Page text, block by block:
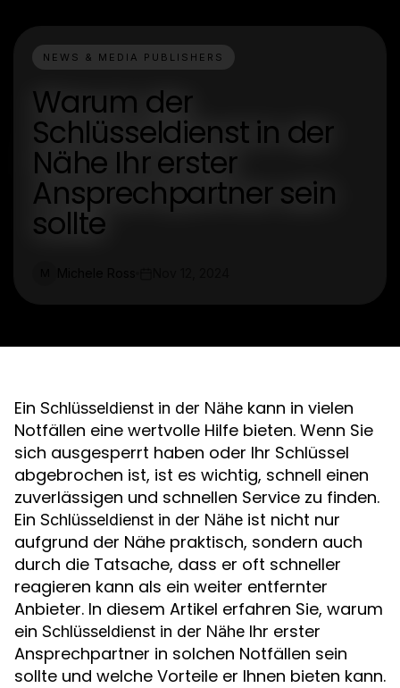
NEWS & MEDIA PUBLISHERS
Warum der
Schlüsseldienst in der
Nähe Ihr erster
Ansprechpartner sein
sollte
Ein Schlüsseldienst in der Nähe kann in vielen
Notfällen eine wertvolle Hilfe bieten. Wenn Sie
sich ausgesperrt haben oder Ihr Schlüssel
abgebrochen ist, ist es wichtig, schnell einen
zuverlässigen und schnellen Service zu finden.
Ein Schlüsseldienst in der Nähe ist nicht nur
aufgrund der Nähe praktisch, sondern auch
durch die Tatsache, dass er oft schneller
reagieren kann als ein weiter entfernter
Anbieter. In diesem Artikel erfahren Sie, warum
ein Schlüsseldienst in der Nähe Ihr erster
Ansprechpartner in solchen Notfällen sein
sollte und welche Vorteile er Ihnen bieten kann.